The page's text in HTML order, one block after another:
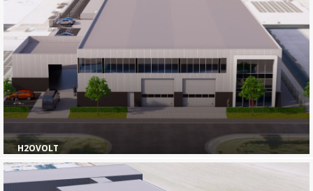
H2OVOLT